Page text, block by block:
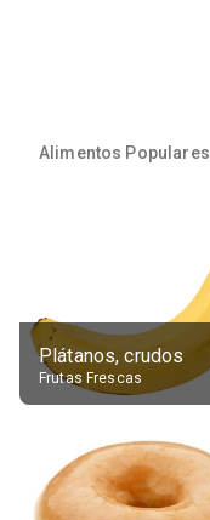
Alimentos Populares
Plátanos, crudos
Frutas Frescas